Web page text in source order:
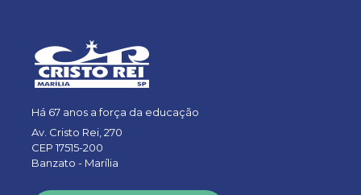
Há 67 anos a força da educação
Av. Cristo Rei, 270
CEP 17515-200
Banzato - Marília